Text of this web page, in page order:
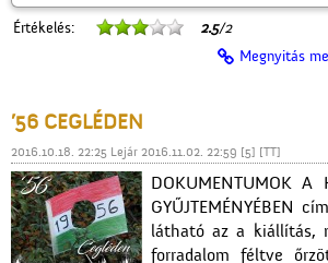
Értékelés: 2.5/2
Megnyitás
’56 CEGLÉDEN
2016.10.18. 22:25 Lejár 2016.11.02. 22:59 [5] [TT]
DOKUMENTUMOK A
GYŰJTEMÉNYÉBEN
látható az a kiállítás,
forradalom féltve